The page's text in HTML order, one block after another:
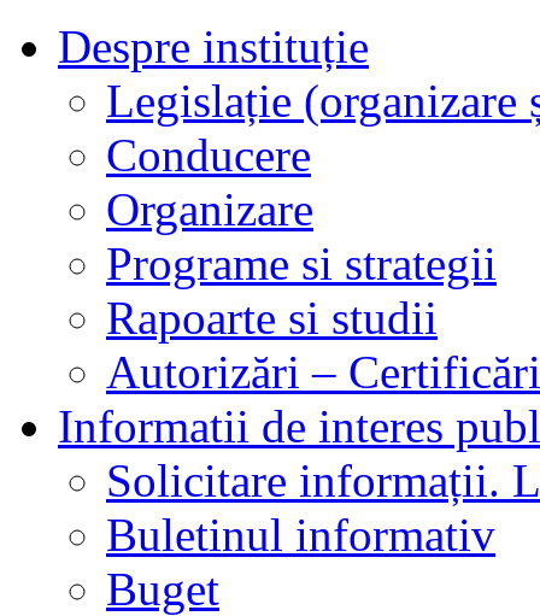
Despre instituție
Legislație
Conducere
Organizare
Programe si strategii
Rapoarte si studii
Autorizări –
Informatii de interes
Solicitare informații.
Buletinul informativ
Buget